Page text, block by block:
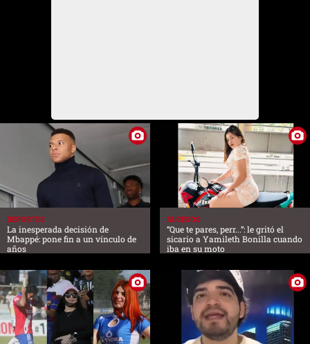
DEPORTES
La inesperada decisión de
Mbappé: pone fin a un vínculo de
años
SUCESOS
“Que te pares, perr...”: le gritó el
sicario a Yamileth Bonilla cuando
iba en su moto